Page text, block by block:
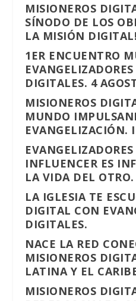
MISIONEROS
SÍNODO DE LOS
LA MISIÓN DIGITAL!
1ER ENCUENTRO
DIGITALES. 4
MISIONEROS
MUNDO
EVANGELIZACIÓN.
INFLUENCER ES
LA VIDA DEL OTRO.
LA IGLESIA TE
DIGITAL CON
DIGITALES.
NACE LA RED
MISIONEROS
LATINA Y EL
MISIONEROS